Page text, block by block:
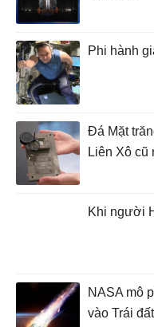
Phi hành
Đá Mặt
Liên Xô cũ
Khi người
NASA mô
vào Trái đất